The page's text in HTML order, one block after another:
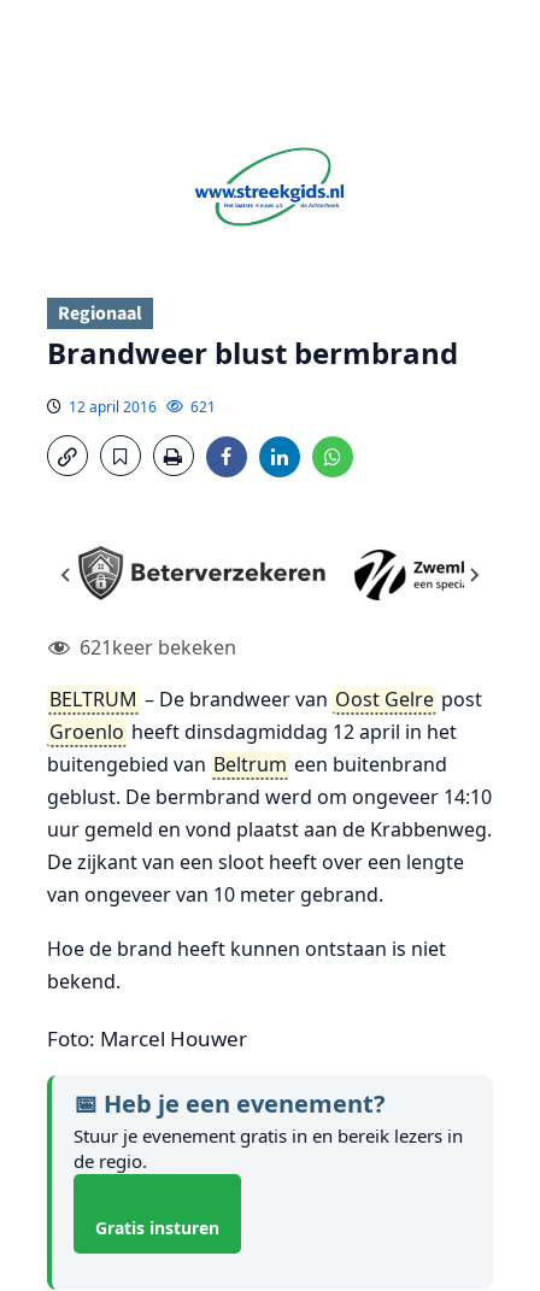
Regionaal
Brandweer blust bermbrand
12 april 2016 621
621keer bekeken
BELTRUM – De brandweer van Oost Gelre post
Groenlo heeft dinsdagmiddag 12 april in het
buitengebied van Beltrum een buitenbrand
geblust. De bermbrand werd om ongeveer 14:10
uur gemeld en vond plaatst aan de Krabbenweg.
De zijkant van een sloot heeft over een lengte
van ongeveer van 10 meter gebrand.
Hoe de brand heeft kunnen ontstaan is niet
bekend.
Foto: Marcel Houwer
📅 Heb je een evenement?
Stuur je evenement gratis in en bereik lezers in
de regio.
Gratis insturen